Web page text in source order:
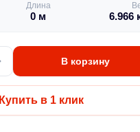
Длина
0 м 6.966
В корзину
Купить в 1 клик